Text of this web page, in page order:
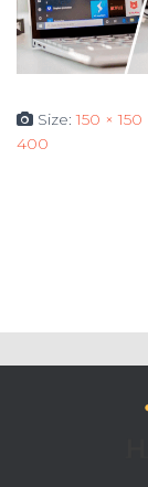
Size:150 × 150
400